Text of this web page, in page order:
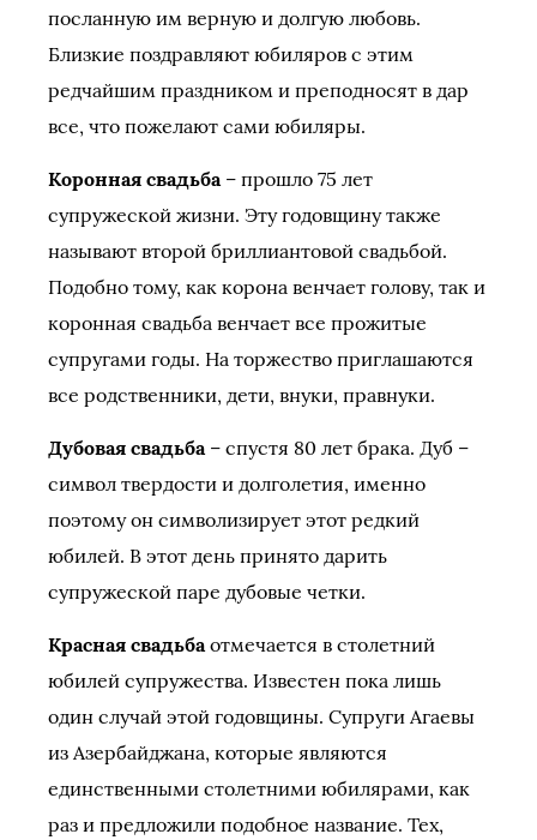
посланную им верную и долгую любовь.
Близкие поздравляют юбиляров с этим
редчайшим праздником и преподносят в дар
все, что пожелают сами юбиляры.
Коронная свадьба– прошло 75 лет
супружеской жизни. Эту годовщину также
называют второй бриллиантовой свадьбой.
Подобно тому, как корона венчает голову, так и
коронная свадьба венчает все прожитые
супругами годы. На торжество приглашаются
все родственники, дети, внуки, правнуки.
Дубовая свадьба– спустя 80 лет брака. Дуб –
символ твердости и долголетия, именно
поэтому он символизирует этот редкий
юбилей. В этот день принято дарить
супружеской паре дубовые четки.
Красная свадьбаотмечается в столетний
юбилей супружества. Известен пока лишь
один случай этой годовщины. Супруги Агаевы
из Азербайджана, которые являются
единственными столетними юбилярами, как
раз и предложили подобное название. Тех,